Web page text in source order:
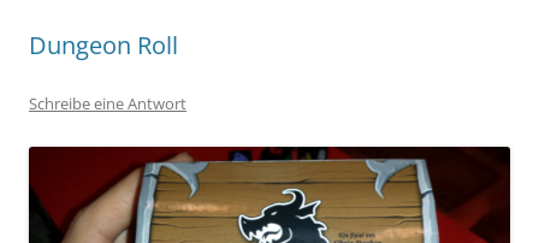
Dungeon Roll
Schreibe eine Antwort